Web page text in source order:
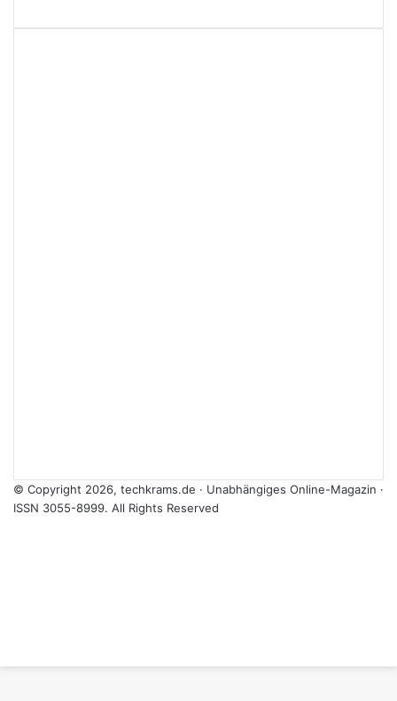
© Copyright 2026, techkrams.de · Unabhängiges Online-Magazin ·
ISSN 3055-8999. All Rights Reserved